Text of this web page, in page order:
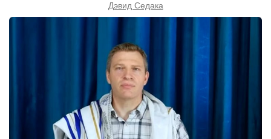
Дэвид Седака